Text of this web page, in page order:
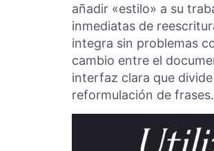
añadir «estilo» a su
inmediatas de
integra sin problemas
cambio entre el
interfaz clara que
reformulación de frases.